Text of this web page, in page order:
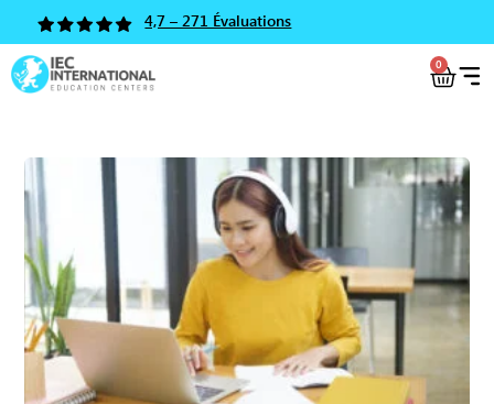
4,7 – 271 Évaluations
0